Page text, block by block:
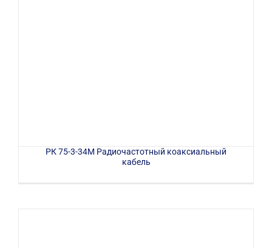
РК 75-3-34М Радиочастотный коаксиальный
кабель